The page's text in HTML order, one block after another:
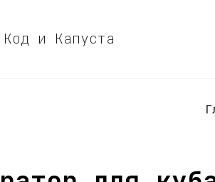
Код и Капуста